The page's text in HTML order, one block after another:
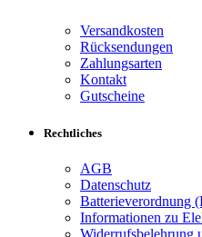
Versandkosten
Rücksendungen
Zahlungsarten
Kontakt
Gutscheine
Rechtliches
AGB
Datenschutz
Batterieverordnung
Informationen zu